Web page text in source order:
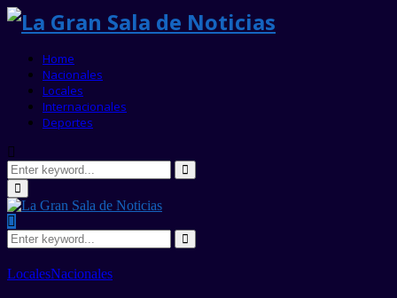
Home
Nacionales
Locales
Internacionales
Deportes
Search
for:
Search
Primary
Menu
Search
for:
Search
LocalesNacionales